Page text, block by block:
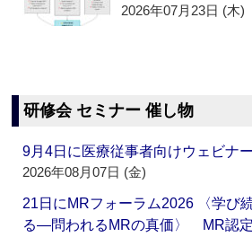
2026年07月23日 (木)
研修会 セミナー 催し物
9月4日に医療従事者向けウェビナ
2026年08月07日 (金)
21日にMRフォーラム2026 〈学び
る―問われるMRの真価〉 MR認